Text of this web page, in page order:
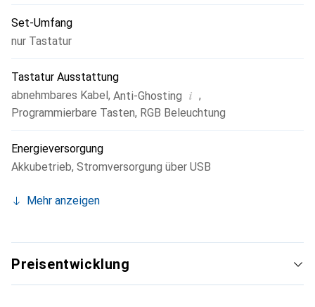
Set-Umfang
nur Tastatur
Tastatur Ausstattung
abnehmbares Kabel , Anti-Ghosting i ,
Programmierbare Tasten, RGB Beleuchtung
Energieversorgung
Akkubetrieb, Stromversorgung über USB
Mehr anzeigen
Preisentwicklung